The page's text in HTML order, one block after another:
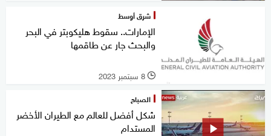
شرق أوسط
الإمارات.. سقوط هليكوبتر في البحر
والبحث جار عن طاقمها
l 8 سبتمبر 2023
الصباح
شكل أفضل للعالم مع الطيران الأخضر
المستدام